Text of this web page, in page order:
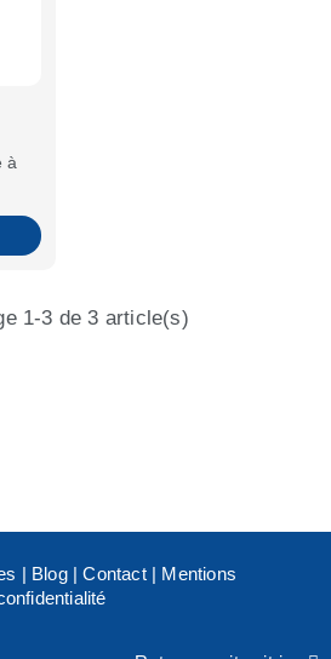
1-3 de 3 article(s)
à
| Blog|Contact| Mentions